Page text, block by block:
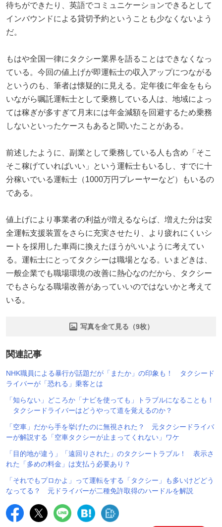
待ちができたり、英語でコミュニケーションできるとして
インバウンドによる貸切予約ということも少なくないよう
だ。
もはや全国一律にタクシー業界を語ることはできなくなっ
ている。今回の値上げが即運転士の収入アップにつながる
というのも、筆者は懐疑的に見える。定年後に年金をもら
いながら嘱託運転士として乗務している人は、地域によっ
ては稼ぎが多すぎて月末には年金減額を回避するため乗務
しないといったケースもあると聞いたことがある。
前述したように、副業として乗務している人も含め「そこ
そこ稼げていればいい」という運転士もいるし、すでに十
分稼いでいる運転士（1000万円プレーヤーなど）もいるの
である。
値上げにより事業者の利益が増えるならば、増えた分は安
全運転支援装置をさらに充実させたり、より疲れにくいシ
ートを採用した車両に換えたほうがいいように考えてい
る。運転士にとってタクシーは職場となる。いまどきは、
一般企業でも職場環境の改善に熱心なのだから、タクシー
でもさらなる職場改善があっていいのではないかと考えて
いる。
写真を全て見る（9枚）
関連記事
NHK職員による暴行が話題だが「またか」の印象も！ タクシード
ライバーが「恐れる」乗客とは
「知らない」どころか「ナビを使っても」トラブルになることも！
タクシードライバーはどうやって道を覚えるのか？
「空車」だから手を挙げたのに無視された？ 元タクシードライバ
ーが解説する「空車タクシーが止まってくれない」ワケ
「目的地が違う」「遠回りされた」のタクシートラブル！ 表示さ
れた「多めの料金」は支払う必要あり？
「それでもプロかよ」って運転をする「タクシー」も多いけどどう
なってる？ 元ドライバーが二種免許取得のハードルを解説